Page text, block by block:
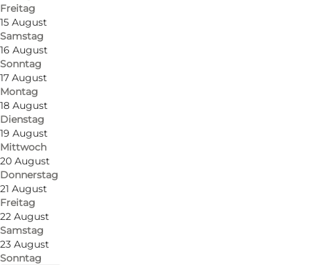
Freitag
15 August
Samstag
16 August
Sonntag
17 August
Montag
18 August
Dienstag
19 August
Mittwoch
20 August
Donnerstag
21 August
Freitag
22 August
Samstag
23 August
Sonntag
:
© Store Ejlstrup B&B